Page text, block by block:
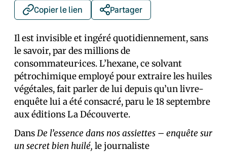
Copier le lien Partager
Il est invisible et ingéré quotidiennement, sans
le savoir, par des millions de
consommateur·ices. L’hexane, ce solvant
pétrochimique employé pour extraire les huiles
végétales, fait parler de lui depuis qu’un livre-
enquête lui a été consacré, paru le 18 septembre
aux éditions La Découverte.
DansDe l’essence dans nos assiettes – enquête sur
un secret bien huilé, le journaliste